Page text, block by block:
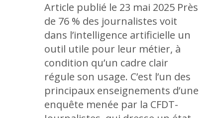
Article publié le 23 mai 2025 Près
de 76 % des journalistes voit
dans l’intelligence artificielle un
outil utile pour leur métier, à
condition qu’un cadre clair
régule son usage. C’est l’un des
principaux enseignements d’une
enquête menée par la CFDT-